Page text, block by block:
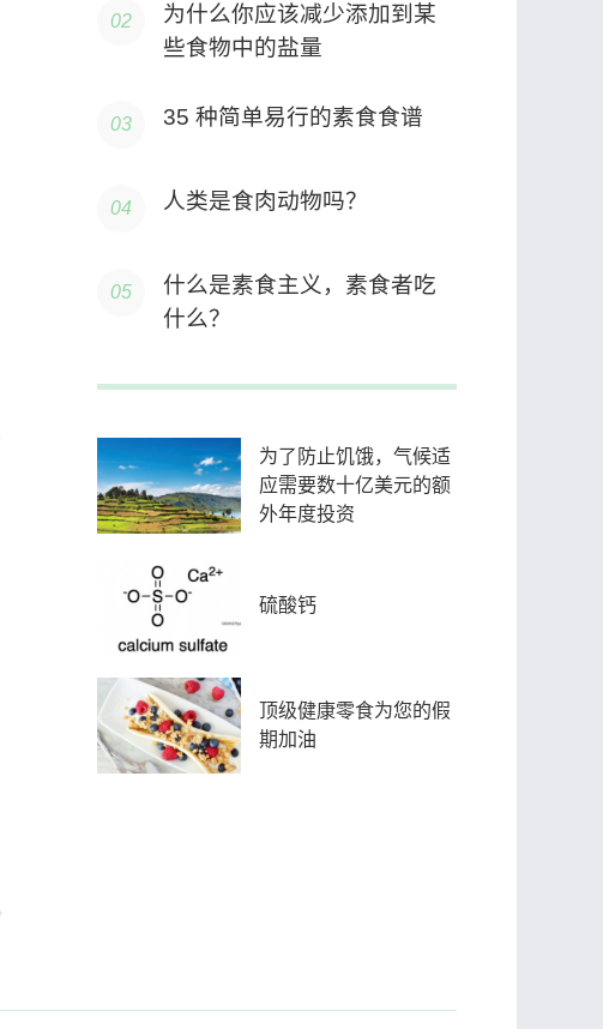
为什么你应该减少添加到某
些食物中的盐量
35 种简单易行的素食食谱
人类是食肉动物吗？
什么是素食主义，素食者吃
什么？
为了防止饥饿，气候适
应需要数十亿美元的额
外年度投资
硫酸钙
顶级健康零食为您的假
期加油